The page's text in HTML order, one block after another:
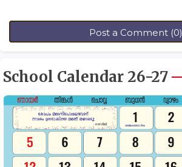
Post a Comment (0)
School Calendar 26-27